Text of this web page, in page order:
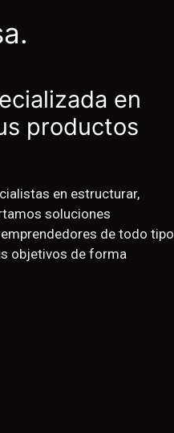
en
productos
en estructurar,
soluciones
de todo tipo
objetivos de forma